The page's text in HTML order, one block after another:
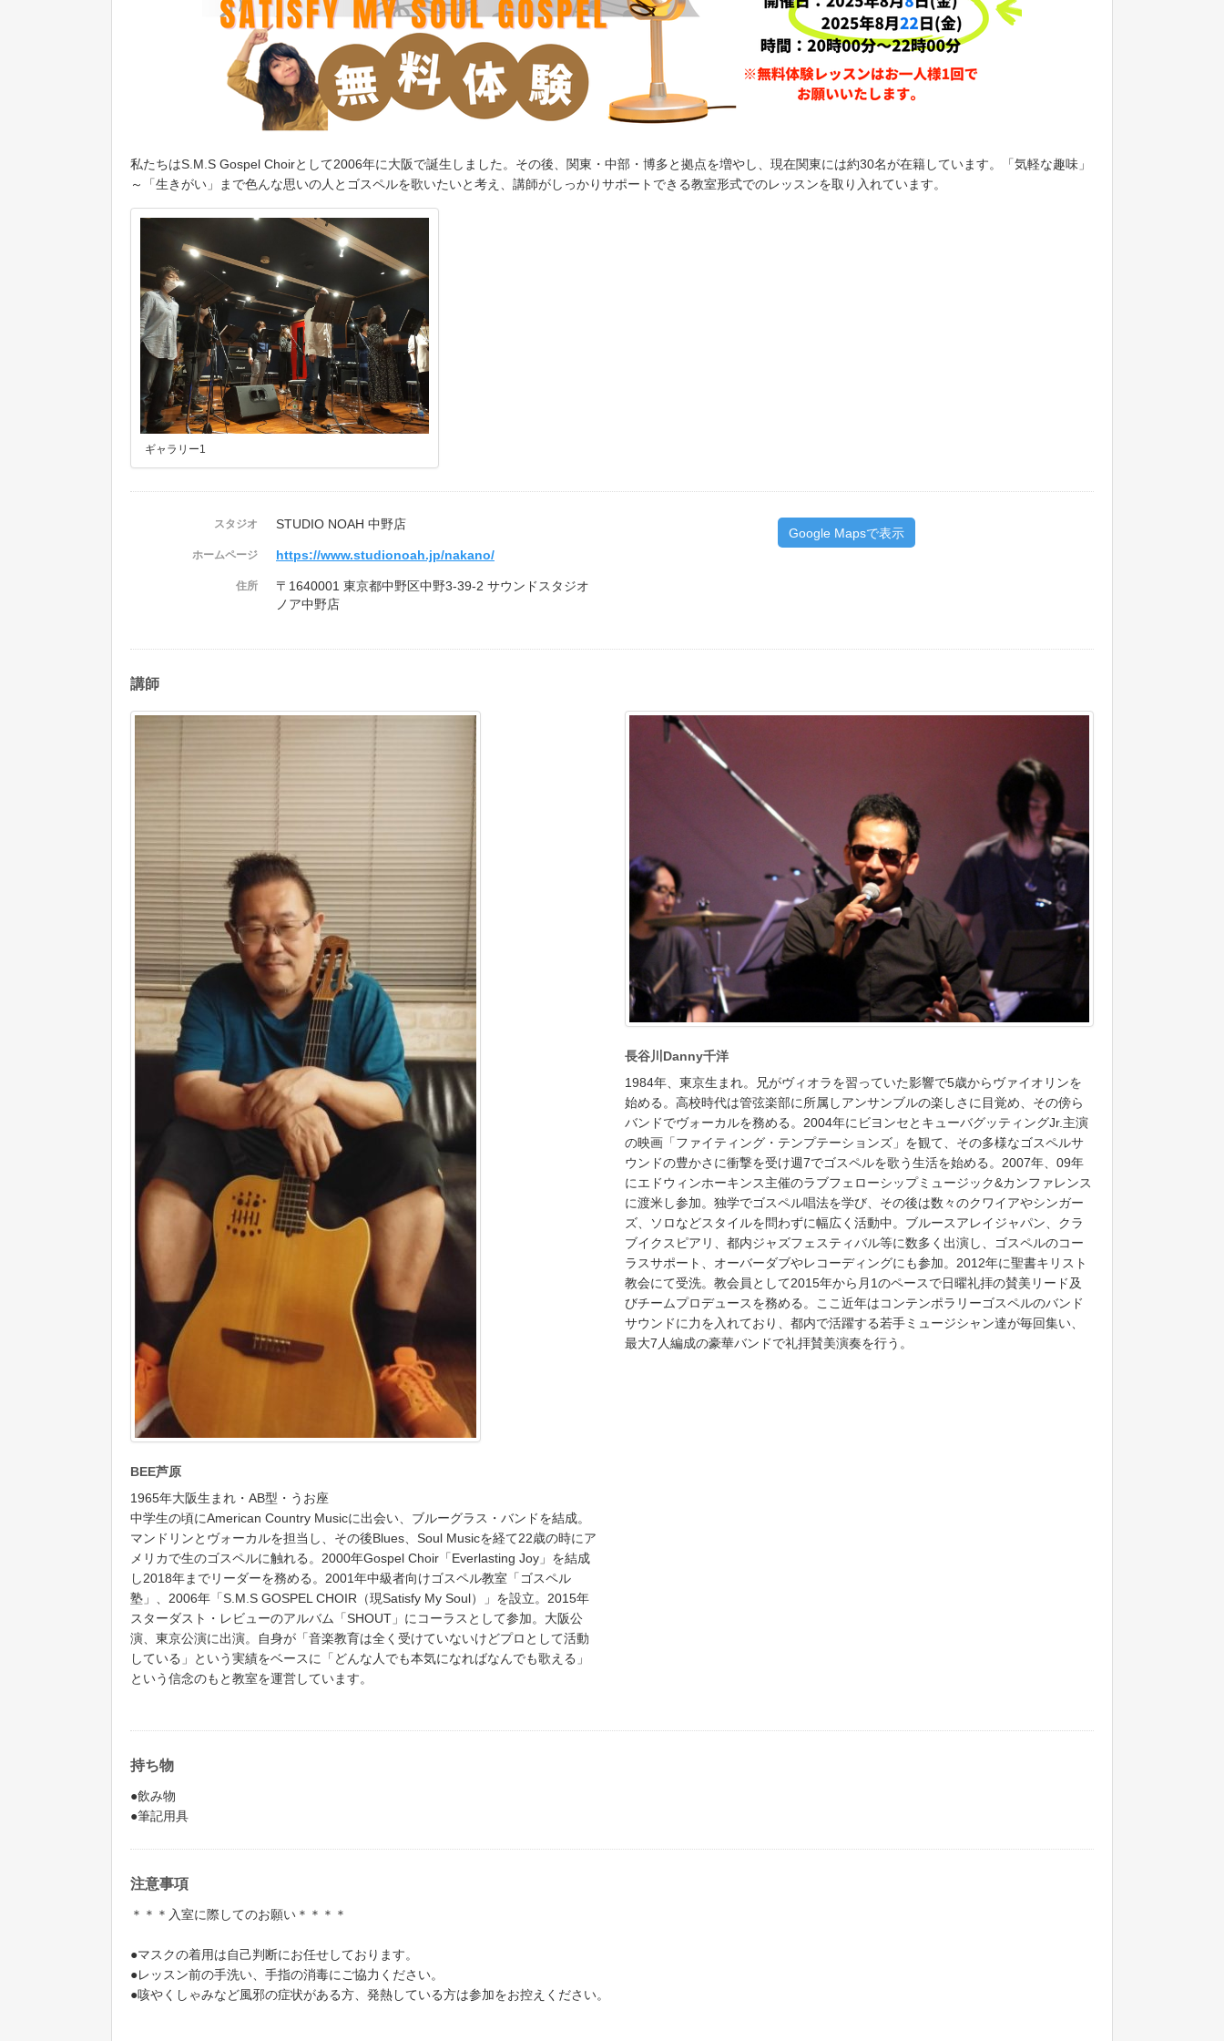
私たちはS.M.S Gospel Choirとして2006年に大阪で誕生しました。その後、関東・中部・博多と拠点を増やし、現在関東には約30名が在籍しています。「気軽な趣味」
～「生きがい」まで色んな思いの人とゴスペルを歌いたいと考え、講師がしっかりサポートできる教室形式でのレッスンを取り入れています。
ギャラリー1
スタジオ STUDIO NOAH 中野店
ホームページ https://www.studionoah.jp/nakano/
住所
〒1640001 東京都中野区中野3-39-2 サウンドスタジオ
ノア中野店
Google Mapsで表示
講師
BEE芦原
1965年大阪生まれ・AB型・うお座
中学生の頃にAmerican Country Musicに出会い、ブルーグラス・バンドを結成。
マンドリンとヴォーカルを担当し、その後Blues、Soul Musicを経て22歳の時にア
メリカで生のゴスペルに触れる。2000年Gospel Choir「Everlasting Joy」を結成
し2018年までリーダーを務める。2001年中級者向けゴスペル教室「ゴスペル
塾」、2006年「S.M.S GOSPEL CHOIR（現Satisfy My Soul）」を設立。2015年
スターダスト・レビューのアルバム「SHOUT」にコーラスとして参加。大阪公
演、東京公演に出演。自身が「音楽教育は全く受けていないけどプロとして活動
している」という実績をベースに「どんな人でも本気になればなんでも歌える」
という信念のもと教室を運営しています。
長谷川Danny千洋
1984年、東京生まれ。兄がヴィオラを習っていた影響で5歳からヴァイオリンを
始める。高校時代は管弦楽部に所属しアンサンブルの楽しさに目覚め、その傍ら
バンドでヴォーカルを務める。2004年にビヨンセとキューバグッティングJr.主演
の映画「ファイティング・テンプテーションズ」を観て、その多様なゴスペルサ
ウンドの豊かさに衝撃を受け週7でゴスペルを歌う生活を始める。2007年、09年
にエドウィンホーキンス主催のラブフェローシップミュージック&カンファレンス
に渡米し参加。独学でゴスペル唱法を学び、その後は数々のクワイアやシンガー
ズ、ソロなどスタイルを問わずに幅広く活動中。ブルースアレイジャパン、クラ
ブイクスピアリ、都内ジャズフェスティバル等に数多く出演し、ゴスペルのコー
ラスサポート、オーバーダブやレコーディングにも参加。2012年に聖書キリスト
教会にて受洗。教会員として2015年から月1のペースで日曜礼拝の賛美リード及
びチームプロデュースを務める。ここ近年はコンテンポラリーゴスペルのバンド
サウンドに力を入れており、都内で活躍する若手ミュージシャン達が毎回集い、
最大7人編成の豪華バンドで礼拝賛美演奏を行う。
持ち物
●飲み物
●筆記用具
注意事項
＊＊＊入室に際してのお願い＊＊＊＊
●マスクの着用は自己判断にお任せしております。
●レッスン前の手洗い、手指の消毒にご協力ください。
●咳やくしゃみなど風邪の症状がある方、発熱している方は参加をお控えください。